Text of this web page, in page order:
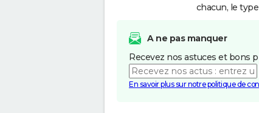
chacun, le
A ne pas manquer
Recevez nos astuces et bons
En savoir plus sur notre politique de